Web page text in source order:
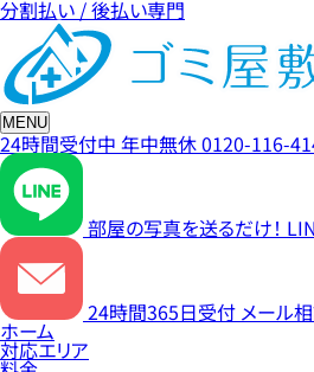
分割払い / 後払い専門
MENU
24時間受付中 年中無休0120-116-
部屋の写真を送るだけ！
24時間365日受付 メール
ホーム
対応エリア